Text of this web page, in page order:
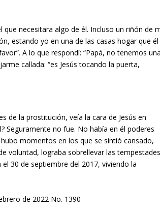
necesitara algo de él. Incluso un riñón de
estando yo en una de las casas hogar que él
A lo que respondí: “Papá, no tenemos
callada: “es Jesús tocando la puerta,
de la prostitución, veía la cara de Jesús en
Seguramente no fue. No había en él poderes
momentos en los que se sintió cansado,
voluntad, lograba sobrellevar las
30 de septiembre del 2017, viviendo la
de 2022 No. 1390